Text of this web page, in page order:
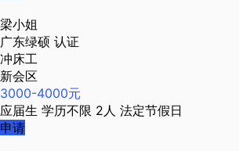
梁小姐
广东绿硕 认证
冲床工
新会区
3000-4000元
应届生 学历不限 2人 法定节假日
申请